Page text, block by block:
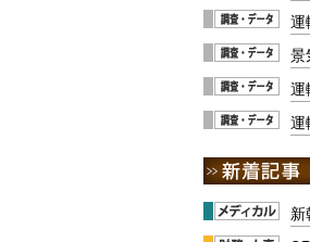
運
景
運
運